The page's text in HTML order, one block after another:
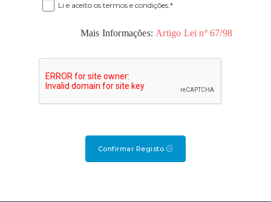
Li e aceito os termos e condições.*
Mais Informações: Artigo Lei nº 67/98
Confirmar Registo